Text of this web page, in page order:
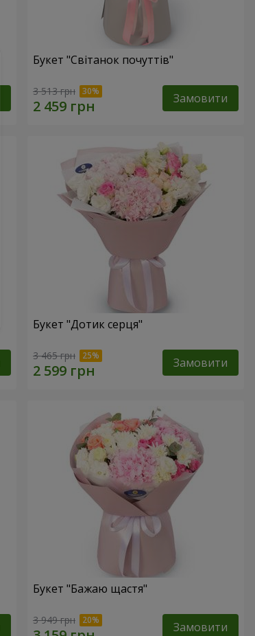
Букет "Світанок почуттів"
3 513 грн Замовити
Букет "Дотик серця"
3 465 грн Замовити
Букет "Бажаю щастя"
3 949 грн Замовити